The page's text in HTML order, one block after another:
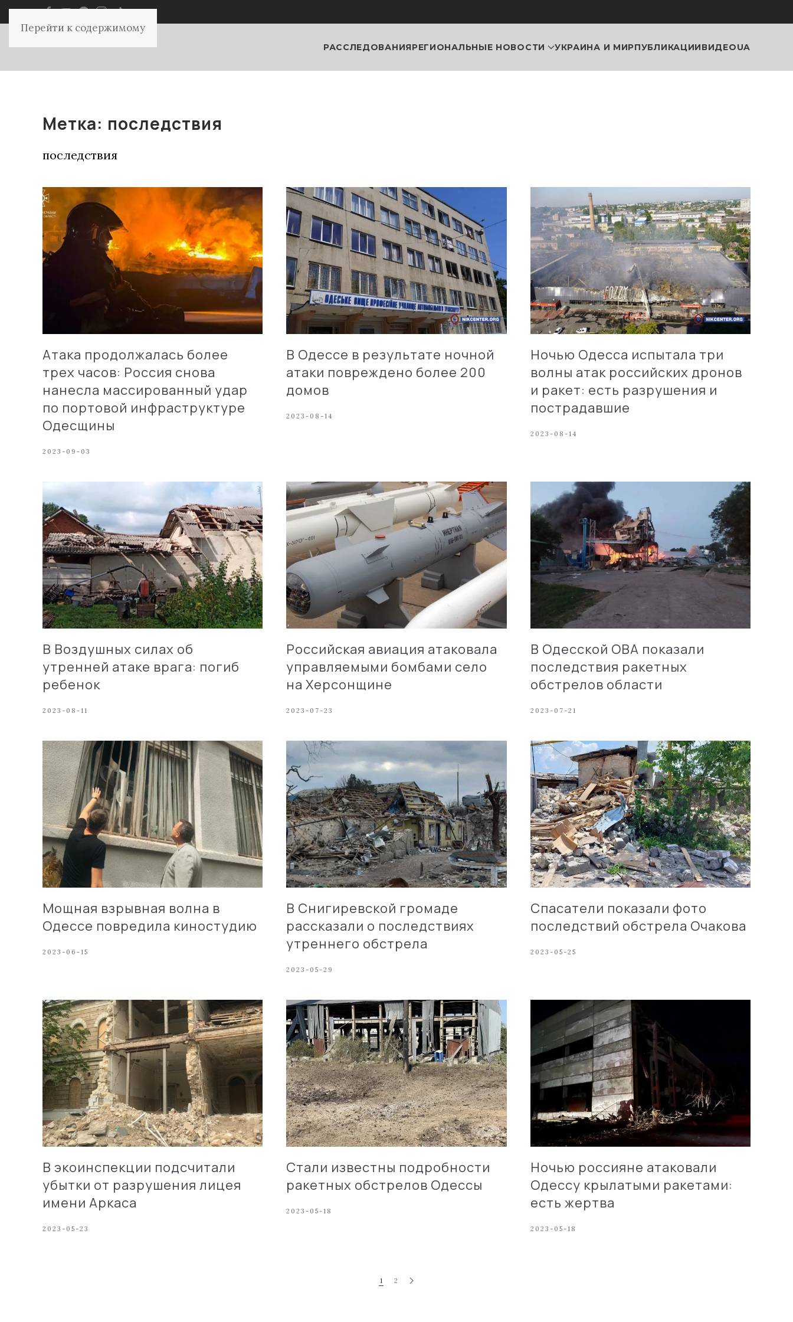
Перейти к содержимому
РАССЛЕДОВАНИЯРЕГИОНАЛЬНЫЕ НОВОСТИ УКРАИНА И МИРПУБЛИКАЦИИВИДЕОUA
Метка: последствия
последствия
Атака продолжалась более
трех часов: Россия снова
нанесла массированный удар
по портовой инфраструктуре
Одесщины
2023-09-03
В Одессе в результате ночной
атаки повреждено более 200
домов
2023-08-14
Ночью Одесса испытала три
волны атак российских дронов
и ракет: есть разрушения и
пострадавшие
2023-08-14
В Воздушных силах об
утренней атаке врага: погиб
ребенок
2023-08-11
Российская авиация атаковала
управляемыми бомбами село
на Херсонщине
2023-07-23
В Одесской ОВА показали
последствия ракетных
обстрелов области
2023-07-21
Мощная взрывная волна в
Одессе повредила киностудию
2023-06-15
В Снигиревской громаде
рассказали о последствиях
утреннего обстрела
2023-05-29
Спасатели показали фото
последствий обстрела Очакова
2023-05-25
В экоинспекции подсчитали
убытки от разрушения лицея
имени Аркаса
2023-05-23
Стали известны подробности
ракетных обстрелов Одессы
2023-05-18
Ночью россияне атаковали
Одессу крылатыми ракетами:
есть жертва
2023-05-18
1 2